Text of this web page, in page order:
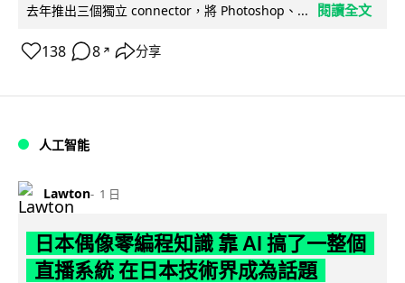
去年推出三個獨立 connector，將 Photoshop、...
閱讀全文
138 8 ↗ 分享
人工智能
Lawton 1 日
日本偶像零編程知識 靠 AI 搞了一整個
直播系統 在日本技術界成為話題